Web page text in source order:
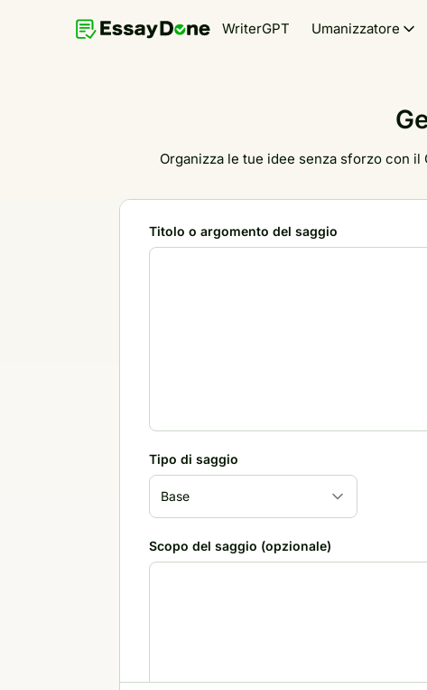
WriterGPT Umanizzatore
Organizza le tue idee senza sforzo con
Titolo o argomento del saggio
Tipo di saggio
Scopo del saggio (opzionale)